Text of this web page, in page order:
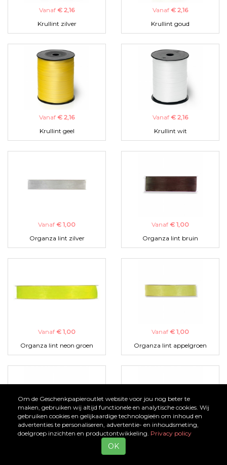
Vanaf € 2,16
Krullint zilver
Vanaf € 2,16
Krullint goud
Vanaf € 2,16
Krullint geel
Vanaf € 2,16
Krullint wit
Vanaf € 1,00
Organza lint zilver
Vanaf € 1,00
Organza lint bruin
Vanaf € 1,00
Organza lint neon groen
Vanaf € 1,00
Organza lint appelgroen
Vanaf Vanaf€ 1,00
Om de Geschenkpapieroutlet website voor jou nog beter te
maken, gebruiken wij altijd functionele en analytische cookies. Wij
gebruiken cookies en gelijkaardige technologieën om inhoud en
advertenties te personaliseren, advertentie- en inhoudsmeting,
doelgroep inzichten en productontwikkeling. Privacy policy
OK